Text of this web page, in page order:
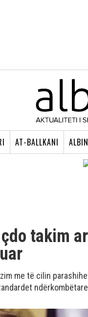
AT-BALLKANI
takim
me të cilin